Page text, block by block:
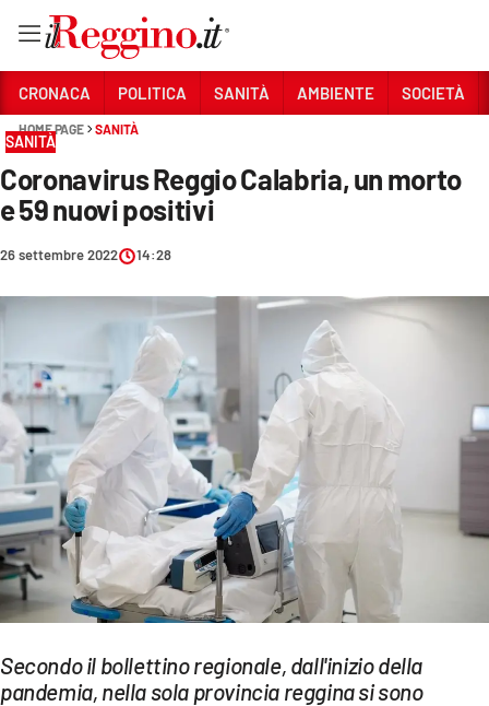
Sezioni
CRONACA
SOCIETÀ
CULTURA
ECONOMIA E LAVORO
EVENTI
SPORT
Streaming
LAC TV
CRONACA POLITICA SANITÀ AMBIENTE SOCIETÀ
HOME PAGE SANITÀ
SANITÀ
Coronavirus Reggio Calabria, un morto
e 59 nuovi positivi
26 settembre 2022 14:28
Secondo il bollettino regionale, dall'inizio della
pandemia, nella sola provincia reggina si sono